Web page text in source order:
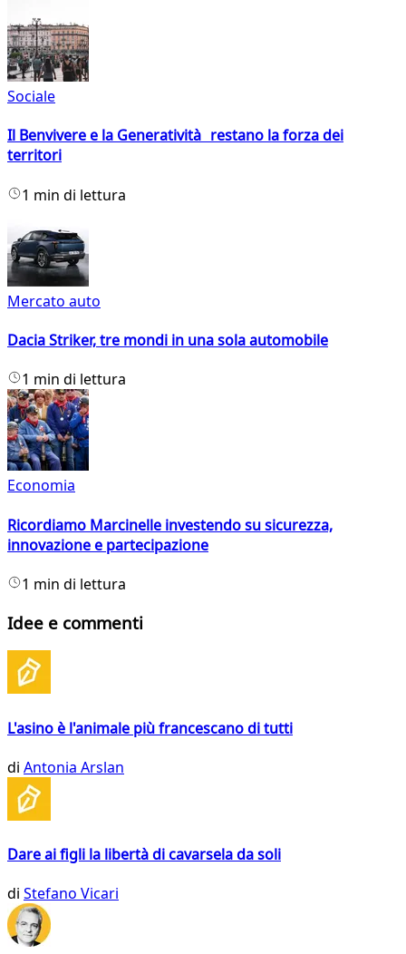
Sociale
Il Benvivere e la Generatività restano la forza dei
territori
1 min di lettura
Mercato auto
Dacia Striker, tre mondi in una sola automobile
1 min di lettura
Economia
Ricordiamo Marcinelle investendo su sicurezza,
innovazione e partecipazione
1 min di lettura
Idee e commenti
L'asino è l'animale più francescano di tutti
di Antonia Arslan
Dare ai figli la libertà di cavarsela da soli
di Stefano Vicari